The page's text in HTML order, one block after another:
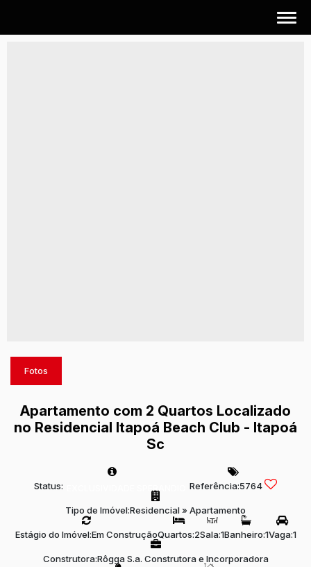
Fotos
Apartamento com 2 Quartos Localizado
no Residencial Itapoá Beach Club - Itapoá
Sc
Status: EXCLUSIVIDADE SPERANDIO Referência:5764
Tipo de Imóvel:Residencial» Apartamento
Estágio do Imóvel:Em ConstruçãoQuartos:2Sala:1Banheiro:1Vaga:1
Construtora:Rôgga S.a. Construtora e Incorporadora